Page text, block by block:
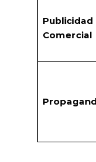
Publicidad
Comercial